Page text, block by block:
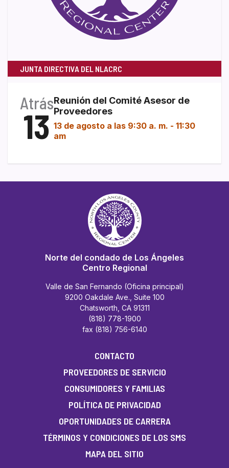
JUNTA DIRECTIVA DEL NLACRC
Atrás
13
Reunión del Comité Asesor de
Proveedores
13 de agosto a las 9:30 a. m. - 11:30
am
Norte del condado de Los Ángeles
Centro Regional
Valle de San Fernando (Oficina principal)
9200 Oakdale Ave., Suite 100
Chatsworth, CA 91311
(818) 778-1900
fax (818) 756-6140
CONTACTO
PROVEEDORES DE SERVICIO
CONSUMIDORES Y FAMILIAS
POLÍTICA DE PRIVACIDAD
OPORTUNIDADES DE CARRERA
TÉRMINOS Y CONDICIONES DE LOS SMS
MAPA DEL SITIO